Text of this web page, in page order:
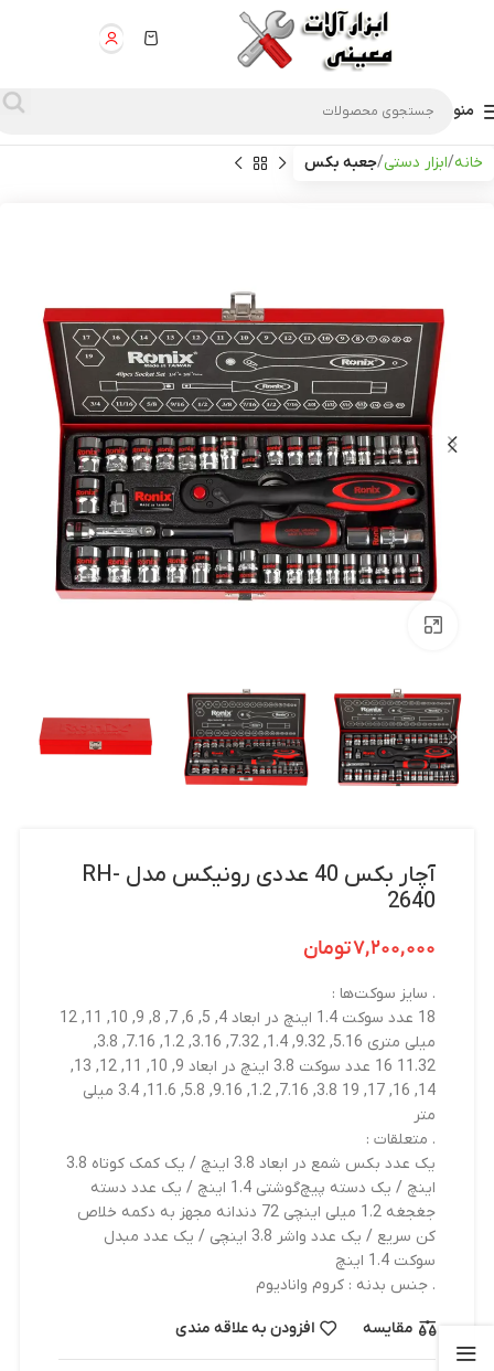
منو
خانه ابزار دستی جعبه بکس
آچار بکس 40 عددی رونیکس مدل RH-
2640
۷,۲۰۰,۰۰۰تومان
. سایز سوکت‌ها :
18 عدد سوکت 1.4 اینچ در ابعاد 4, 5, 6, 7, 8, 9, 10, 11, 12
میلی متری 5.16, 9.32, 1.4, 7.32, 3.16, 1.2, 7.16, 3.8,
11.32 16 عدد سوکت 3.8 اینچ در ابعاد 9, 10, 11, 12, 13,
14, 16, 17, 19 3.8, 7.16, 1.2, 9.16, 5.8, 11.6, 3.4 میلی
متر
. متعلقات :
یک عدد بکس شمع در ابعاد 3.8 اینچ / یک کمک کوتاه 3.8
اینچ / یک دسته پیچ‌گوشتی 1.4 اینچ / یک عدد دسته
جغجغه 1.2 میلی اینچی 72 دندانه مجهز به دکمه خلاص
کن سریع / یک عدد واشر 3.8 اینچی / یک عدد مبدل
سوکت 1.4 اینچ
. جنس بدنه : کروم وانادیوم
مقایسه افزودن به علاقه مندی